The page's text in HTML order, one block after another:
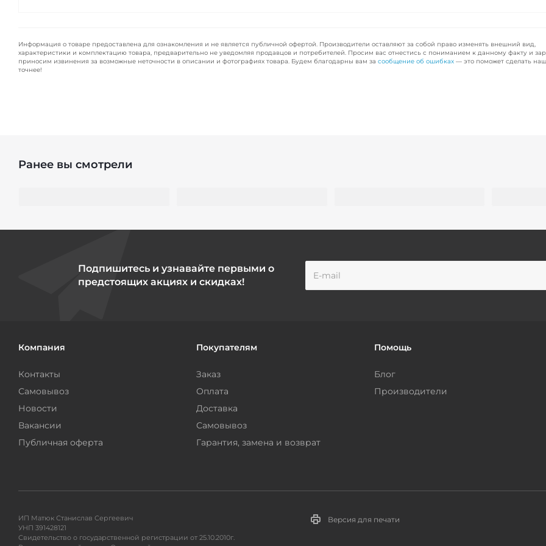
Информация о товаре предоставлена для ознакомления и не является публичной офертой. Производители оставляют за собой право изменять внешний вид,
характеристики и комплектацию товара, предварительно не уведомляя продавцов и потребителей. Просим вас отнестись с пониманием к данному факту и
приносим извинения за возможные неточности в описании и фотографиях товара. Будем благодарны вам за сообщение об ошибках — это поможет сделать
точнее!
Ранее вы смотрели
Подпишитесь и узнавайте первыми о
предстоящих акциях и скидках!
Компания
Контакты
Самовывоз
Новости
Вакансии
Публичная оферта
Покупателям
Заказ
Оплата
Доставка
Самовывоз
Гарантия, замена и возврат
Помощь
Блог
Производители
ИП Матюк Станислав Сергеевич
УНП 391428121
Свидетельство о государственной регистрации от 25.10.2010г.
Версия для печати